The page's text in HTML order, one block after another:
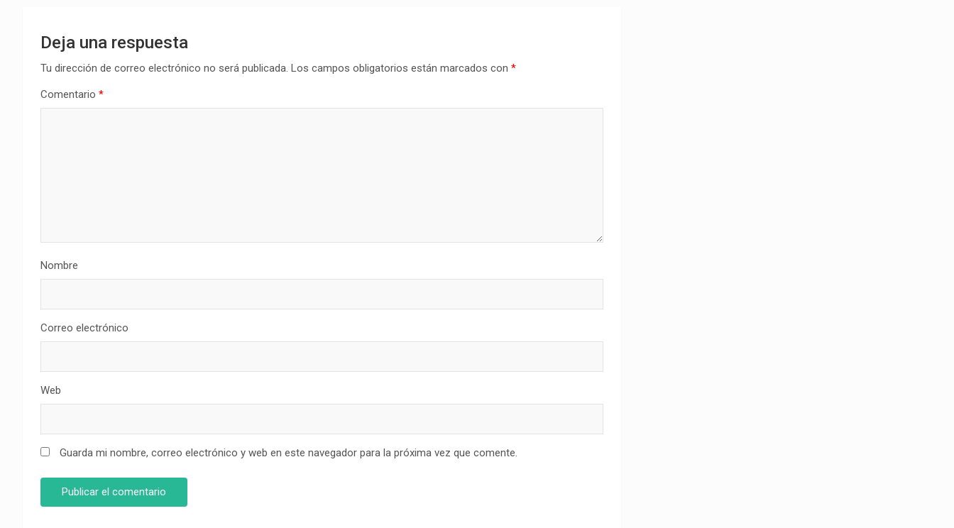
Deja una respuesta
Tu dirección de correo electrónico no será publicada. Los campos obligatorios están marcados con *
Comentario *
Nombre
Correo electrónico
Web
Guarda mi nombre, correo electrónico y web en este navegador para la próxima vez que comente.